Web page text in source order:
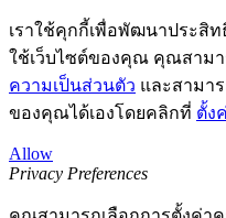
เราใช้คุกกี้เพื่อพัฒนาประสิ
ใช้เว็บไซต์ของคุณ คุณสามา
ความเป็นส่วนตัว และสามา
ของคุณได้เองโดยคลิกที่ ตั้ง
Allow
Privacy Preferences